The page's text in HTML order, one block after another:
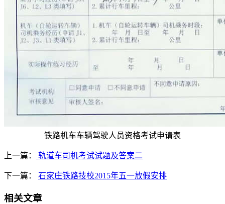
铁路机车车辆驾驶人员资格考试申请表
上一篇： 轨道车司机考试试题及答案二
下一篇： 石家庄铁路技校2015年五一放假安排
相关文章